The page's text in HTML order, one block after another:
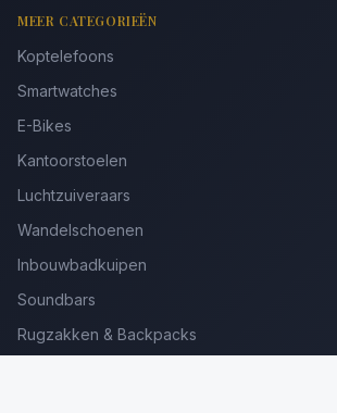
MEER CATEGORIEËN
Koptelefoons
Smartwatches
E-Bikes
Kantoorstoelen
Luchtzuiveraars
Wandelschoenen
Inbouwbadkuipen
Soundbars
Rugzakken & Backpacks